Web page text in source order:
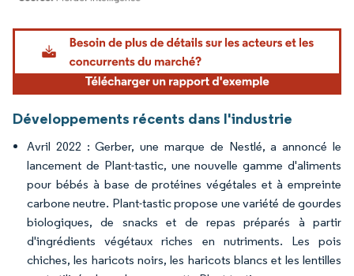
Image © Mordor Intelligence. La réutilisation nécessite une attribution sous CC BY
Développements récents dans l'industrie
Avril 2022 : Gerber, une marque de Nestlé, a annoncé le
lancement de Plant-tastic, une nouvelle gamme d'aliments
pour bébés à base de protéines végétales et à empreinte
carbone neutre. Plant-tastic propose une variété de gourdes
biologiques, de snacks et de repas préparés à partir
d'ingrédients végétaux riches en nutriments. Les pois
chiches, les haricots noirs, les haricots blancs et les lentilles